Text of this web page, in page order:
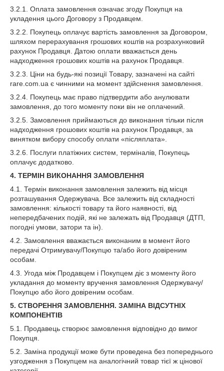
3.2.1. Оплата замовлення означає згоду Покупця на
укладення цього Договору з Продавцем.
3.2.2. Покупець оплачує вартість замовлення за Договором,
шляхом перерахування грошових коштів на розрахунковий
рахунок Продавця. Датою оплати вважається день
надходження грошових коштів на рахунок Продавця.
3.2.3. Ціни на будь-які позиції Товару, зазначені на сайті
rare.com.ua є чинними на момент здійснення замовлення.
3.2.4. Покупець має право підтвердити або анулювати
замовлення, до того моменту поки він не оплачений.
3.2.5. Замовлення приймаються до виконання тільки після
надходження грошових коштів на рахунок Продавця, за
винятком вибору способу оплати «післяплата».
3.2.6. Послуги платіжних систем, терміналів, Покупець
оплачує додатково.
4. ТЕРМІН ВИКОНАННЯ ЗАМОВЛЕННЯ
4.1. Термін виконання замовлення залежить від місця
розташування Одержувача. Все залежить від складності
замовлення: кількості товару та його наявності, від
непередбачених подій, які не залежать від Продавця (ДТП,
погодні умови, затори та ін).
4.2. Замовлення вважається виконаним в момент його
передачі Отримувачу/Покупцю та/або його довіреним
особам.
4.3. Угода між Продавцем і Покупцем діє з моменту його
укладання до моменту вручення замовлення Одержувачу/
Покупцю або його довіреним особам.
5. СТВОРЕННЯ ЗАМОВЛЕННЯ. ЗАМІНА ВІДСУТНІХ
КОМПОНЕНТІВ
5.1. Продавець створює замовлення відповідно до вимог
Покупця.
5.2. Заміна продукції може бути проведена без попереднього
узгодження з Покупцем на аналогічний товар тієї ж цінової